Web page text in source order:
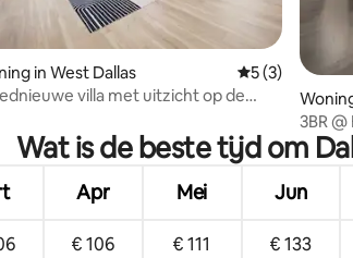
van 4,9 op 5, 141 recensies
in West Dallas Gemiddelde
5 (3)
villa met uitzicht op de
3BR
Wat is de beste tijd om
Apr Mei Jun
€ 106 € 111 € 133